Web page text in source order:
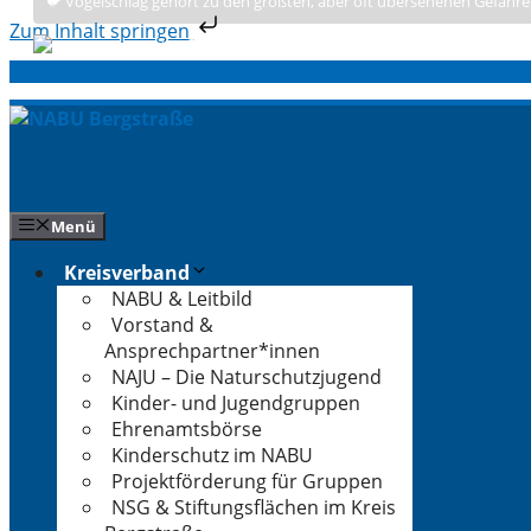
Zum Inhalt springen
Zum
Inhalt
springen
Menü
Kreisverband
NABU & Leitbild
Vorstand &
Ansprechpartner*innen
NAJU – Die Naturschutzjugend
Kinder- und Jugendgruppen
Ehrenamtsbörse
Kinderschutz im NABU
Projektförderung für Gruppen
NSG & Stiftungsflächen im Kreis